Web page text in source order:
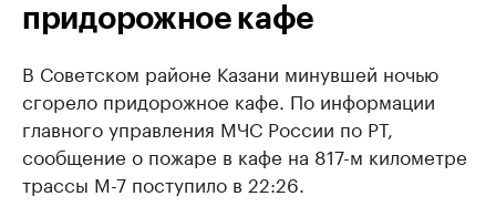
придорожное кафе
В Советском районе Казани минувшей ночью
сгорело придорожное кафе. По информации
главного управления МЧС России по РТ,
сообщение о пожаре в кафе на 817-м километре
трассы М-7 поступило в 22:26.